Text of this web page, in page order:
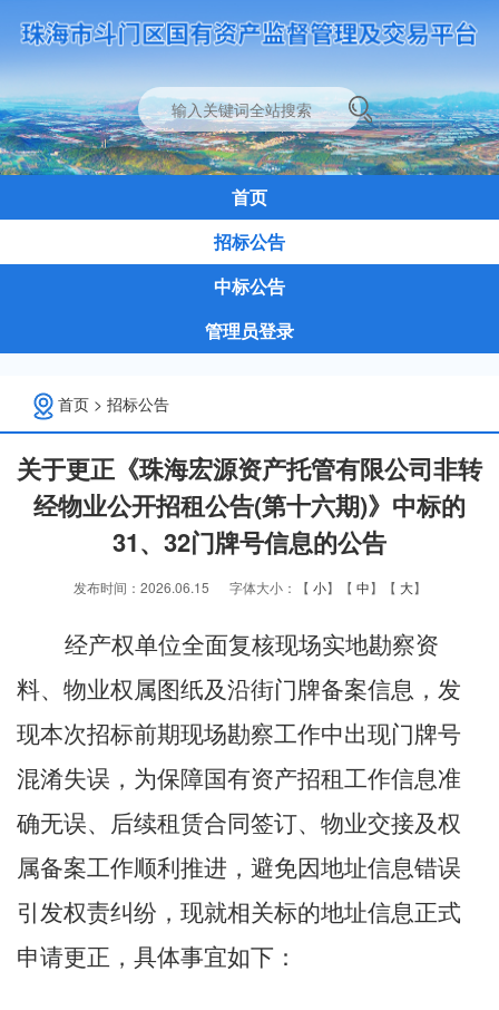
首页
招标公告
中标公告
管理员登录
首页 > 招标公告
关于更正《珠海宏源资产托管有限公司非转
经物业公开招租公告(第十六期)》中标的
31、32门牌号信息的公告
发布时间：2026.06.15 字体大小：【 小】【 中】【 大】
经产权单位全面复核现场实地勘察资
料、物业权属图纸及沿街门牌备案信息，发
现本次招标前期现场勘察工作中出现门牌号
混淆失误，为保障国有资产招租工作信息准
确无误、后续租赁合同签订、物业交接及权
属备案工作顺利推进，避免因地址信息错误
引发权责纠纷，现就相关标的地址信息正式
申请更正，具体事宜如下：